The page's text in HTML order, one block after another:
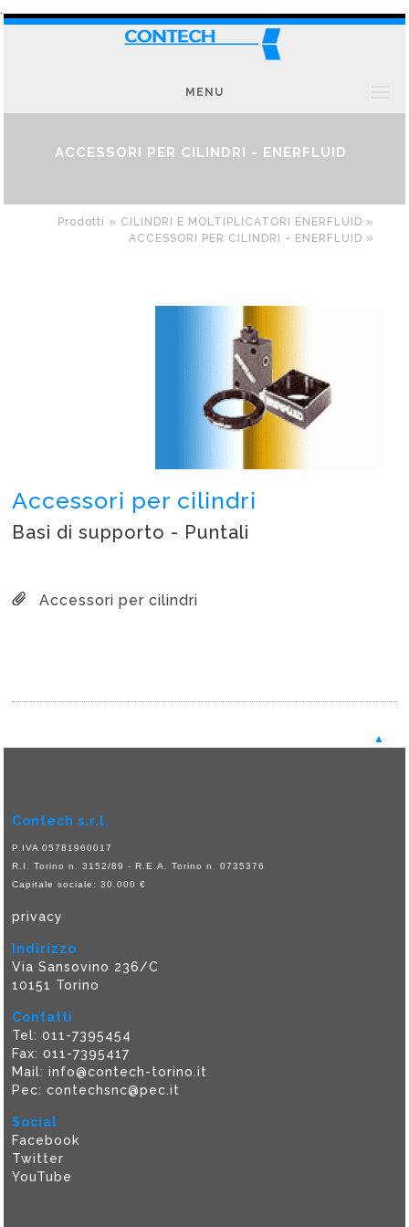
.
MENU
ACCESSORI PER CILINDRI - ENERFLUID
Prodotti » CILINDRI E MOLTIPLICATORI ENERFLUID »
ACCESSORI PER CILINDRI - ENERFLUID »
Accessori per cilindri
Basi di supporto - Puntali
Accessori per cilindri
▲
Contech s.r.l.
P.IVA 05781960017
R.I. Torino n. 3152/89 - R.E.A. Torino n. 0735376
Capitale sociale: 30.000 €
privacy
Indirizzo
Via Sansovino 236/C
10151 Torino
Contatti
Tel:011-7395454
Fax: 011-7395417
Mail:info@contech-torino.it
Pec: contechsnc@pec.it
Social
Facebook
Twitter
YouTube